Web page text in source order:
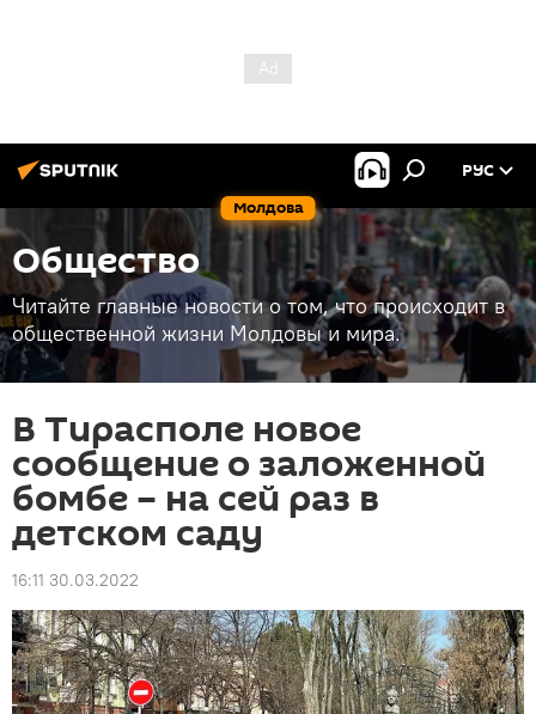
Молдова
РУС
Общество
Читайте главные новости о том, что происходит в
общественной жизни Молдовы и мира.
В Тирасполе новое
сообщение о заложенной
бомбе – на сей раз в
детском саду
16:11 30.03.2022